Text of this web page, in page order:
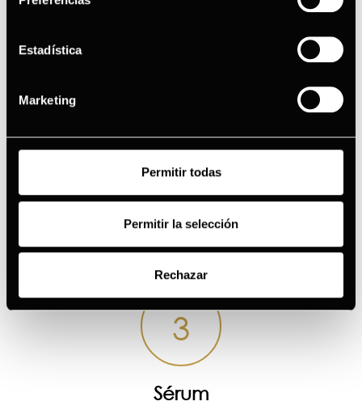
Estadística
Marketing
Permitir todas
Permitir la selección
Rechazar
Limpia tu rostro con suavidad diariamente
2
Contorno
Aplica con pequeños toques el contorno de
ojo
3
Sérum